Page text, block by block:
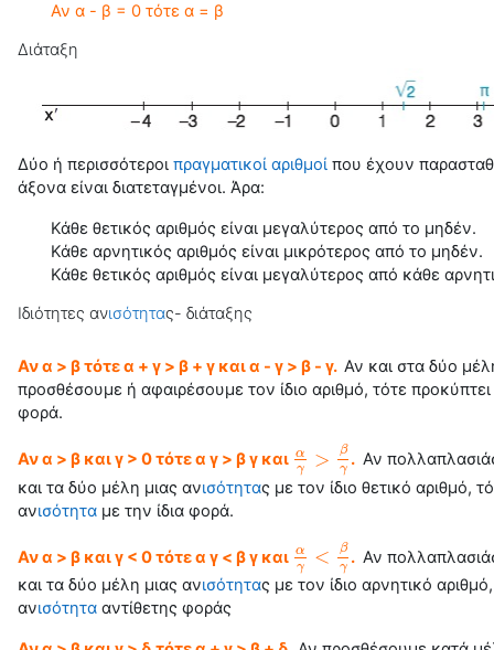
Αν α - β = 0 τότε α = β
Διάταξη
Δύο ή περισσότεροι πραγματικοί αριθμοί που έχουν
άξονα είναι διατεταγμένοι. Άρα:
Κάθε θετικός αριθμός είναι μεγαλύτερος από το μηδέν.
Κάθε αρνητικός αριθμός είναι μικρότερος από το μηδέν.
Κάθε θετικός αριθμός είναι μεγαλύτερος από κάθε
Ιδιότητες ανισότητας- διάταξης
Αν α > β τότε α + γ > β + γ και α - γ > β - γ. Αν και στα δύο
προσθέσουμε ή αφαιρέσουμε τον ίδιο αριθμό, τότε
φορά.
Αν α > β και γ > 0 τότε α γ > β γ και α
γ
>
β
γ
αγ >β γ . Αν
και τα δύο μέλη μιας ανισότητας με τον ίδιο θετικό αριθμό,
ανισότητα με την ίδια φορά.
Αν α > β και γ < 0 τότε α γ < β γ και α
γ
<
β
γ
αγ <β γ . Αν
και τα δύο μέλη μιας ανισότητας με τον ίδιο αρνητικό
ανισότητα αντίθετης φοράς